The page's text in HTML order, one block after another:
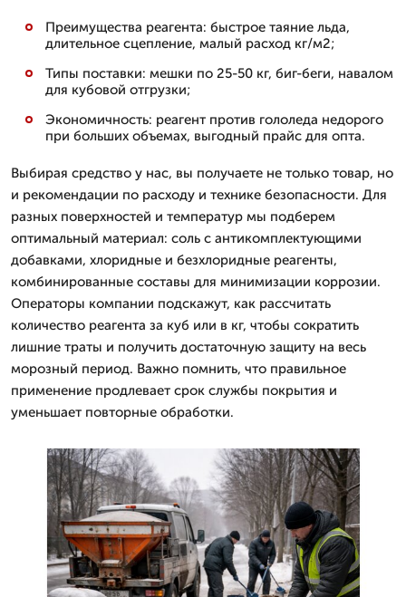
Преимущества реагента: быстрое таяние льда,
длительное сцепление, малый расход кг/м2;
Типы поставки: мешки по 25-50 кг, биг-беги, навалом
для кубовой отгрузки;
Экономичность: реагент против гололеда недорого
при больших объемах, выгодный прайс для опта.
Выбирая средство у нас, вы получаете не только товар, но
и рекомендации по расходу и технике безопасности. Для
разных поверхностей и температур мы подберем
оптимальный материал: соль с антикомплектующими
добавками, хлоридные и безхлоридные реагенты,
комбинированные составы для минимизации коррозии.
Операторы компании подскажут, как рассчитать
количество реагента за куб или в кг, чтобы сократить
лишние траты и получить достаточную защиту на весь
морозный период. Важно помнить, что правильное
применение продлевает срок службы покрытия и
уменьшает повторные обработки.